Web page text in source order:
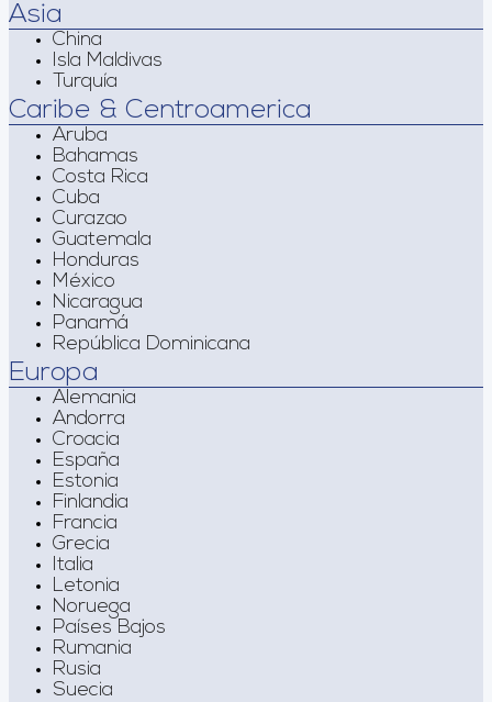
Asia
China
Isla Maldivas
Turquía
Caribe & Centroamerica
Aruba
Bahamas
Costa Rica
Cuba
Curazao
Guatemala
Honduras
México
Nicaragua
Panamá
República Dominicana
Europa
Alemania
Andorra
Croacia
España
Estonia
Finlandia
Francia
Grecia
Italia
Letonia
Noruega
Países Bajos
Rumania
Rusia
Suecia